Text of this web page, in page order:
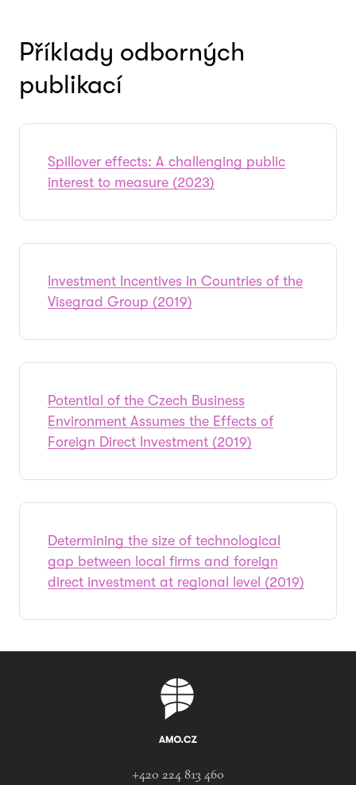
Příklady odborných
publikací
Spillover effects: A challenging public
interest to measure (2023)
Investment Incentives in Countries of the
Visegrad Group (2019)
Potential of the Czech Business
Environment Assumes the Effects of
Foreign Direct Investment (2019)
Determining the size of technological
gap between local firms and foreign
direct investment at regional level (2019)
+420 224 813 460